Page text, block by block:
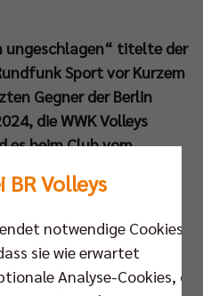
ungeschlagen“ titelte der
Sport vor Kurzem
Gegner der Berlin
die WWK Volleys
es beim Club vom
Niederlage in der
kein
des BR hinzukam.
Seriensieger am
um 15.00 Uhr) in der
Volleys
notwendige Cookies,
sie wie erwartet
Analyse-Cookies, die